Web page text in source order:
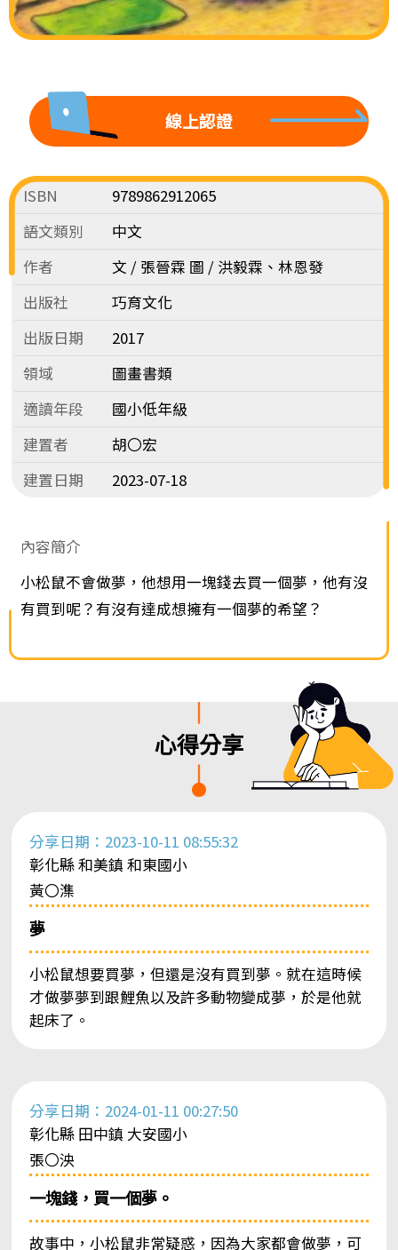
線上認證
ISBN
9789862912065
語文類別
中文
作者
文 / 張晉霖 圖 / 洪毅霖、林恩發
出版社
巧育文化
出版日期
2017
領域
圖畫書類
適讀年段
國小低年級
建置者
胡〇宏
建置日期
2023-07-18
內容簡介
小松鼠不會做夢，他想用一塊錢去買一個夢，他有沒
有買到呢？有沒有達成想擁有一個夢的希望？
心得分享
分享日期：2023-10-11 08:55:32
彰化縣 和美鎮 和東國小
黃〇潗
夢
小松鼠想要買夢，但還是沒有買到夢。就在這時候
才做夢夢到跟鯉魚以及許多動物變成夢，於是他就
起床了。
分享日期：2024-01-11 00:27:50
彰化縣 田中鎮 大安國小
張〇泱
一塊錢，買一個夢。
故事中，小松鼠非常疑惑，因為大家都會做夢，可